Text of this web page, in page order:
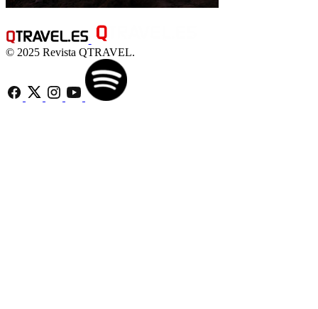
© 2025 Revista QTRAVEL.